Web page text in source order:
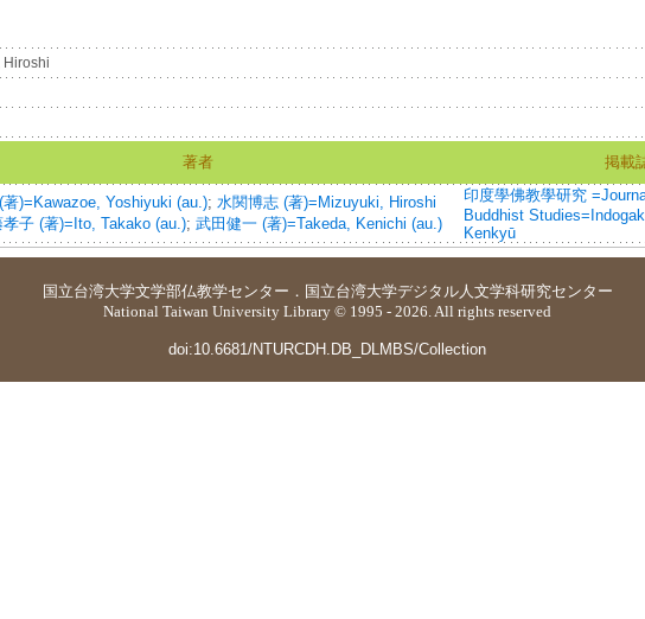
Hiroshi
著者 掲載
著)=Kawazoe, Yoshiyuki (au.); 水関博志 (著)=Mizuyuki, Hiroshi
孝子 (著)=Ito, Takako (au.); 武田健一 (著)=Takeda, Kenichi (au.)
印度學佛教學研究
Buddhist
Kenkyū
国立台湾大学文学部仏教学センター ． 国立台湾大学デジタル人文学科研究センター
National Taiwan University Library © 1995 - 2026. All rights reserved
doi:10.6681/NTURCDH.DB_DLMBS/Collection